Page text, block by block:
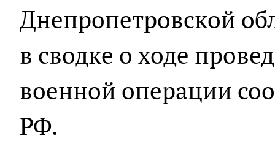
Днепропетровской
в сводке о ходе
военной операции
РФ.